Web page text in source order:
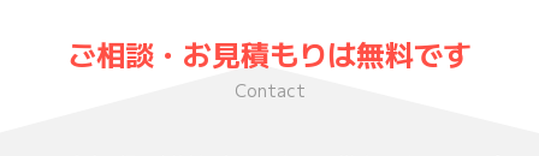
ご相談・お見積もりは無料です
Contact